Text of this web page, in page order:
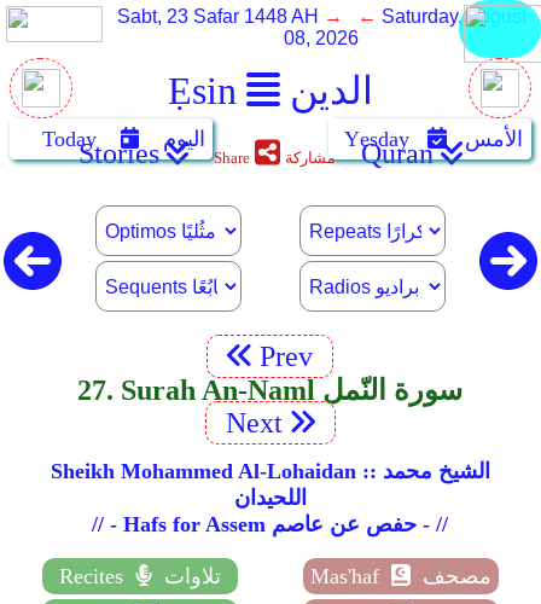
Ẹsin الدين
Sabt, 23 Safar 1448 AH → ← Saturday, August
08, 2026
Today اليوم Yẹsday الأمس Stories Share مشاركة Quran
Prev
27. Surah An-Naml سورة النّمل
Next
Sheikh Mohammed Al-Lohaidan :: الشيخ محمد
اللحيدان
// - Hafs for Assem حفص عن عاصم - //
Recites تلاوات Mas'haf
مصحف